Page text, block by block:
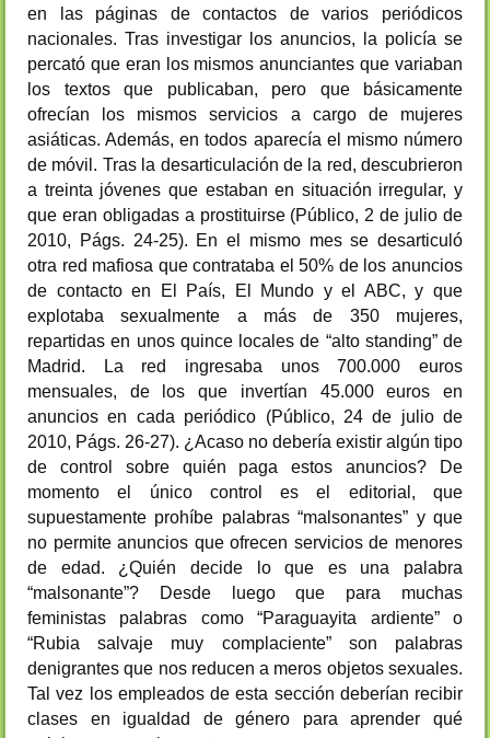
en las páginas de contactos de varios periódicos
nacionales. Tras investigar los anuncios, la policía se
percató que eran los mismos anunciantes que variaban
los textos que publicaban, pero que básicamente
ofrecían los mismos servicios a cargo de mujeres
asiáticas. Además, en todos aparecía el mismo número
de móvil. Tras la desarticulación de la red, descubrieron
a treinta jóvenes que estaban en situación irregular, y
que eran obligadas a prostituirse (Público, 2 de julio de
2010, Págs. 24-25). En el mismo mes se desarticuló
otra red mafiosa que contrataba el 50% de los anuncios
de contacto en El País, El Mundo y el ABC, y que
explotaba sexualmente a más de 350 mujeres,
repartidas en unos quince locales de “alto standing” de
Madrid. La red ingresaba unos 700.000 euros
mensuales, de los que invertían 45.000 euros en
anuncios en cada periódico (Público, 24 de julio de
2010, Págs. 26-27). ¿Acaso no debería existir algún tipo
de control sobre quién paga estos anuncios? De
momento el único control es el editorial, que
supuestamente prohíbe palabras “malsonantes” y que
no permite anuncios que ofrecen servicios de menores
de edad. ¿Quién decide lo que es una palabra
“malsonante”? Desde luego que para muchas
feministas palabras como “Paraguayita ardiente” o
“Rubia salvaje muy complaciente” son palabras
denigrantes que nos reducen a meros objetos sexuales.
Tal vez los empleados de esta sección deberían recibir
clases en igualdad de género para aprender qué